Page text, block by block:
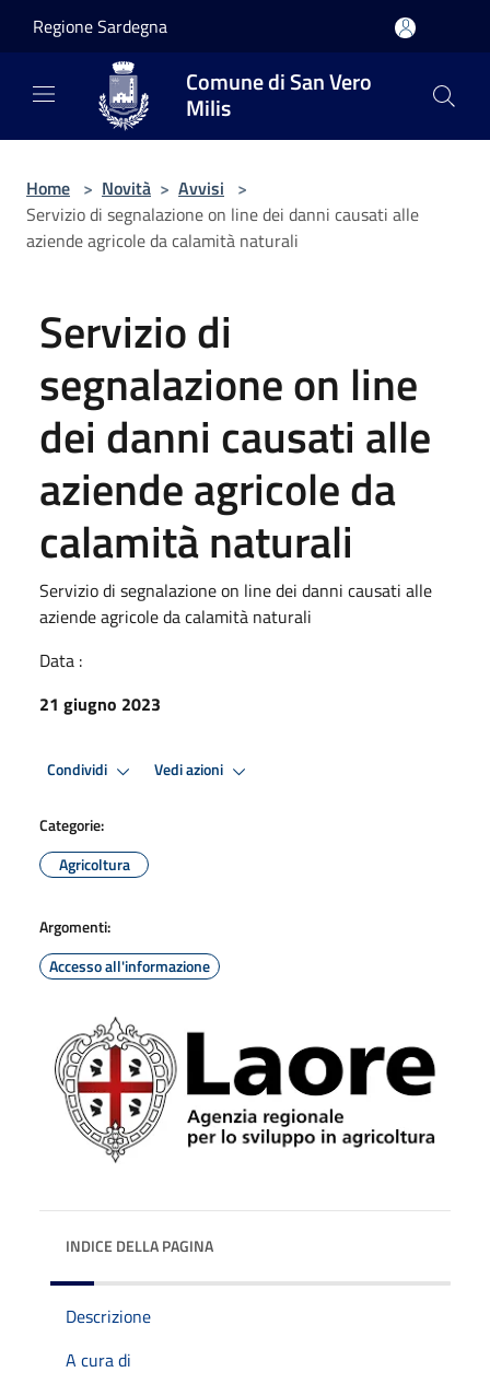
Regione Sardegna
Comune di San Vero
Milis
Home > Novità > Avvisi >
Servizio di segnalazione on line dei danni causati alle
aziende agricole da calamità naturali
Servizio di
segnalazione on line
dei danni causati alle
aziende agricole da
calamità naturali
Servizio di segnalazione on line dei danni causati alle
aziende agricole da calamità naturali
Data :
21 giugno 2023
Condividi Vedi azioni
Categorie:
Agricoltura
Argomenti:
Accesso all'informazione
INDICE DELLA PAGINA
Descrizione
A cura di